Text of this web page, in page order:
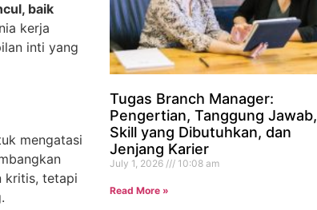
baik
kerja
inti yang
mengatasi
kritis, tetapi
Tugas Branch Manager:
Pengertian, Tanggung Jawab,
Skill yang Dibutuhkan, dan
Jenjang Karier
July 1, 2026 10:08 am
Read More »